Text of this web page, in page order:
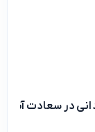
در سعادت آباد